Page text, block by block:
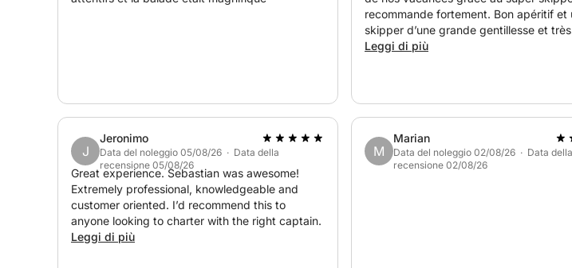
recommande fortement. Bon apéritif et un
skipper d’une grande gentillesse et très
agréable. Nous reviendrons 🥰. Merci pour
Leggi di più
J
Jeronimo
Data del noleggio 05/08/26 · Data della
recensione 05/08/26
Great experience. Sebastian was awesome!
Extremely professional, knowledgeable and
customer oriented. I’d recommend this to
anyone looking to charter with the right captain.
Leggi di più
M
Marian
Data del noleggio 02/08/26 · Data della
recensione 02/08/26